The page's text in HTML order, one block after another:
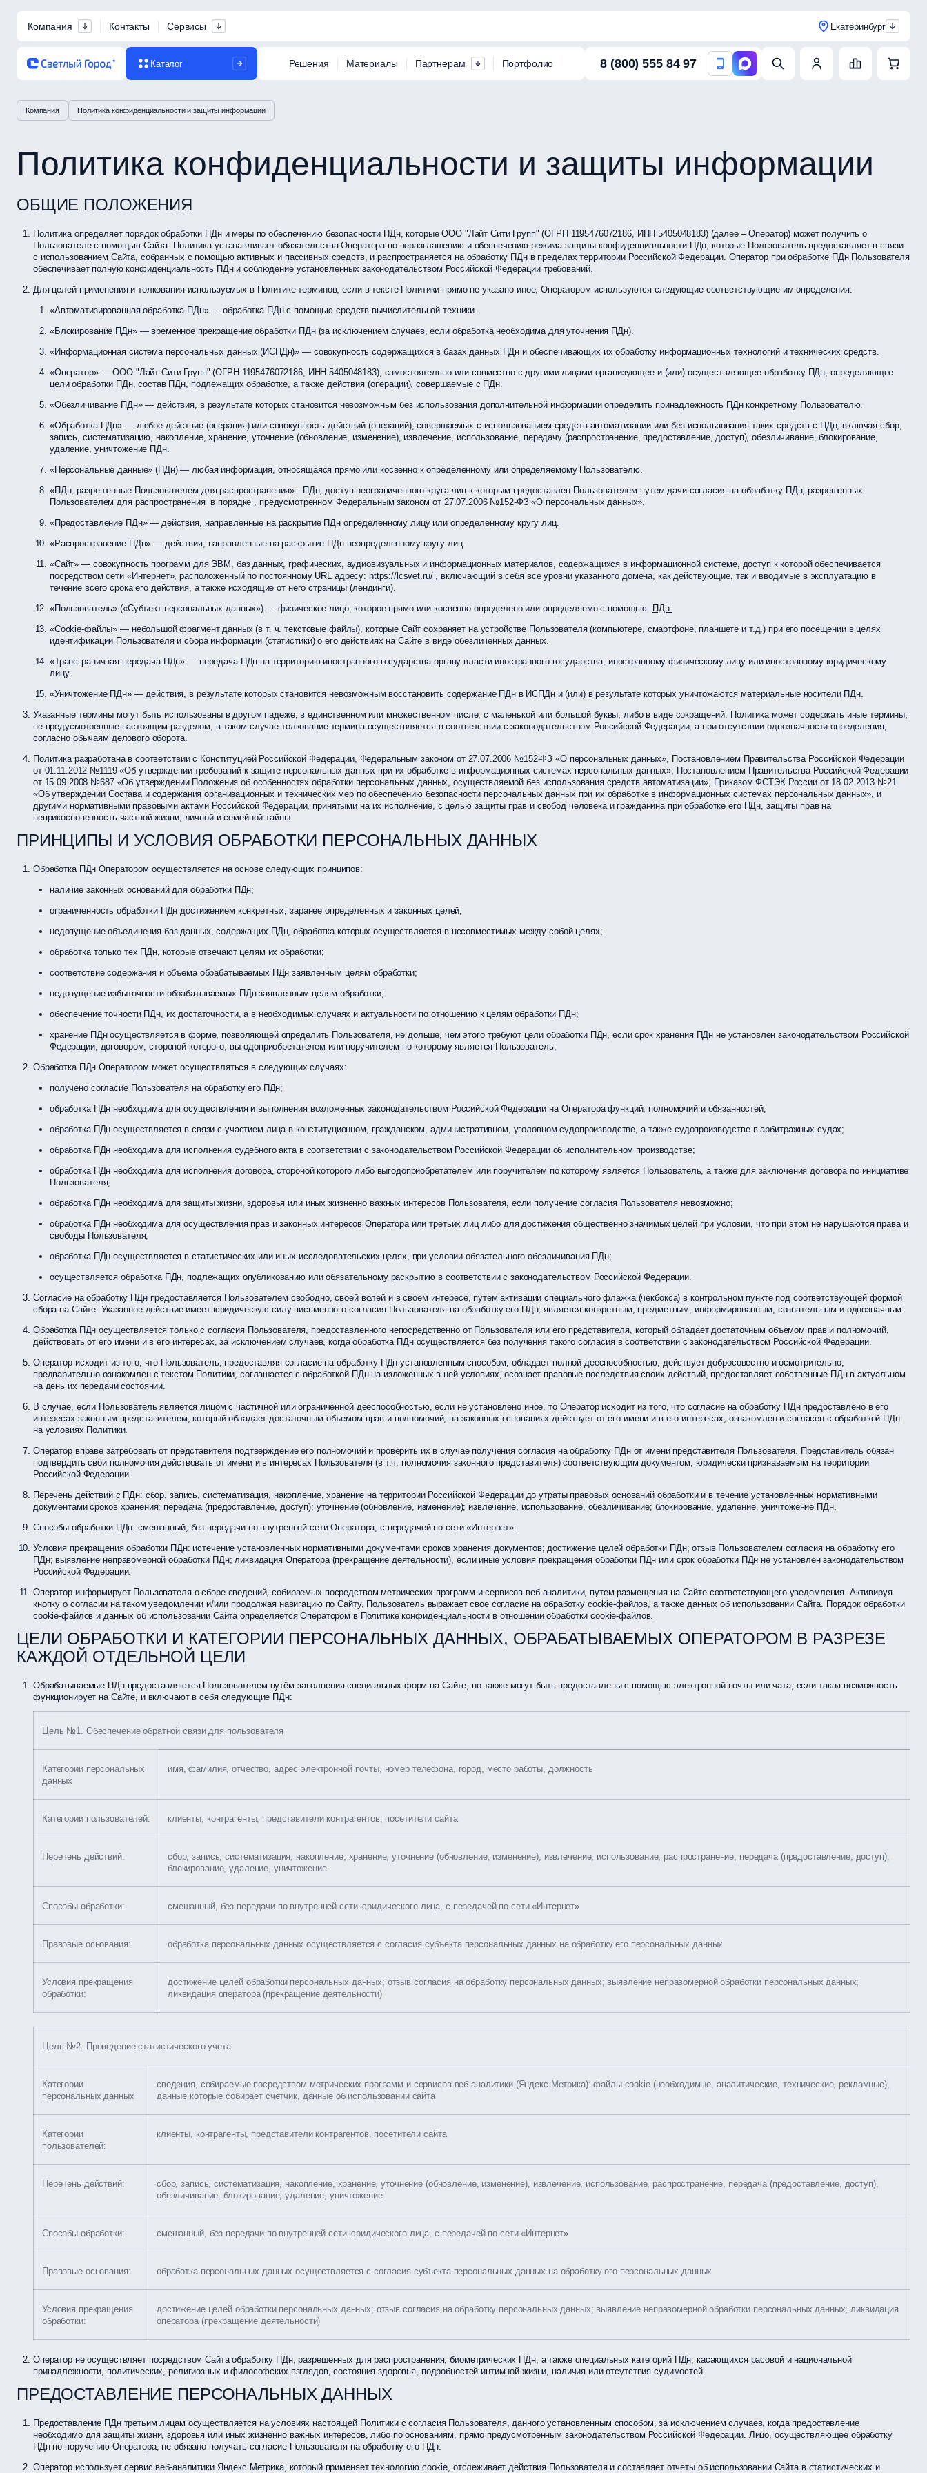
Компания Контакты Сервисы Екатеринбург
Каталог Решения Материалы Партнерам Портфолио 8 (800) 555 84 97
Компания Политика конфиденциальности и защиты информации
Политика конфиденциальности и защиты информации
ОБЩИЕ ПОЛОЖЕНИЯ
Политика определяет порядок обработки ПДн и меры по обеспечению безопасности ПДн, которые ООО "Лайт Сити Групп" (ОГРН 1195476072186, ИНН 5405048183) (далее – Оператор) может получить о
Пользователе с помощью Сайта. Политика устанавливает обязательства Оператора по неразглашению и обеспечению режима защиты конфиденциальности ПДн, которые Пользователь предоставляет в связи
с использованием Сайта, собранных с помощью активных и пассивных средств, и распространяется на обработку ПДн в пределах территории Российской Федерации. Оператор при обработке ПДн Пользователя
обеспечивает полную конфиденциальность ПДн и соблюдение установленных законодательством Российской Федерации требований.
Для целей применения и толкования используемых в Политике терминов, если в тексте Политики прямо не указано иное, Оператором используются следующие соответствующие им определения:
«Автоматизированная обработка ПДн» — обработка ПДн с помощью средств вычислительной техники.
«Блокирование ПДн» — временное прекращение обработки ПДн (за исключением случаев, если обработка необходима для уточнения ПДн).
«Информационная система персональных данных (ИСПДн)» — совокупность содержащихся в базах данных ПДн и обеспечивающих их обработку информационных технологий и технических средств.
«Оператор» — ООО "Лайт Сити Групп" (ОГРН 1195476072186, ИНН 5405048183), самостоятельно или совместно с другими лицами организующее и (или) осуществляющее обработку ПДн, определяющее
цели обработки ПДн, состав ПДн, подлежащих обработке, а также действия (операции), совершаемые с ПДн.
«Обезличивание ПДн» — действия, в результате которых становится невозможным без использования дополнительной информации определить принадлежность ПДн конкретному Пользователю.
«Обработка ПДн» — любое действие (операция) или совокупность действий (операций), совершаемых с использованием средств автоматизации или без использования таких средств с ПДн, включая сбор,
запись, систематизацию, накопление, хранение, уточнение (обновление, изменение), извлечение, использование, передачу (распространение, предоставление, доступ), обезличивание, блокирование,
удаление, уничтожение ПДн.
«Персональные данные» (ПДн) — любая информация, относящаяся прямо или косвенно к определенному или определяемому Пользователю.
«ПДн, разрешенные Пользователем для распространения» - ПДн, доступ неограниченного круга лиц к которым предоставлен Пользователем путем дачи согласия на обработку ПДн, разрешенных
Пользователем для распространения в порядке , предусмотренном Федеральным законом от 27.07.2006 №152-ФЗ «О персональных данных».
«Предоставление ПДн» — действия, направленные на раскрытие ПДн определенному лицу или определенному кругу лиц.
«Распространение ПДн» — действия, направленные на раскрытие ПДн неопределенному кругу лиц.
«Сайт» — совокупность программ для ЭВМ, баз данных, графических, аудиовизуальных и информационных материалов, содержащихся в информационной системе, доступ к которой обеспечивается
посредством сети «Интернет», расположенный по постоянному URL адресу: https://lcsvet.ru/ , включающий в себя все уровни указанного домена, как действующие, так и вводимые в эксплуатацию в
течение всего срока его действия, а также исходящие от него страницы (лендинги).
«Пользователь» («Субъект персональных данных») — физическое лицо, которое прямо или косвенно определено или определяемо с помощью
ПДн.
«Cookie-файлы» — небольшой фрагмент данных (в т. ч. текстовые файлы), которые Сайт сохраняет на устройстве Пользователя (компьютере, смартфоне, планшете и т.д.) при его посещении в целях
идентификации Пользователя и сбора информации (статистики) о его действиях на Сайте в виде обезличенных данных.
«Трансграничная передача ПДн» — передача ПДн на территорию иностранного государства органу власти иностранного государства, иностранному физическому лицу или иностранному юридическому
лицу.
«Уничтожение ПДн» — действия, в результате которых становится невозможным восстановить содержание ПДн в ИСПДн и (или) в результате которых уничтожаются материальные носители ПДн.
Указанные термины могут быть использованы в другом падеже, в единственном или множественном числе, с маленькой или большой буквы, либо в виде сокращений. Политика может содержать иные термины,
не предусмотренные настоящим разделом, в таком случае толкование термина осуществляется в соответствии с законодательством Российской Федерации, а при отсутствии однозначности определения,
согласно обычаям делового оборота.
Политика разработана в соответствии с Конституцией Российской Федерации, Федеральным законом от 27.07.2006 №152-ФЗ «О персональных данных», Постановлением Правительства Российской Федерации
от 01.11.2012 №1119 «Об утверждении требований к защите персональных данных при их обработке в информационных системах персональных данных», Постановлением Правительства Российской Федерации
от 15.09.2008 №687 «Об утверждении Положения об особенностях обработки персональных данных, осуществляемой без использования средств автоматизации», Приказом ФСТЭК России от 18.02.2013 №21
«Об утверждении Состава и содержания организационных и технических мер по обеспечению безопасности персональных данных при их обработке в информационных системах персональных данных», и
другими нормативными правовыми актами Российской Федерации, принятыми на их исполнение, с целью защиты прав и свобод человека и гражданина при обработке его ПДн, защиты прав на
неприкосновенность частной жизни, личной и семейной тайны.
ПРИНЦИПЫ И УСЛОВИЯ ОБРАБОТКИ ПЕРСОНАЛЬНЫХ ДАННЫХ
Обработка ПДн Оператором осуществляется на основе следующих принципов:
наличие законных оснований для обработки ПДн;
ограниченность обработки ПДн достижением конкретных, заранее определенных и законных целей;
недопущение объединения баз данных, содержащих ПДн, обработка которых осуществляется в несовместимых между собой целях;
обработка только тех ПДн, которые отвечают целям их обработки;
соответствие содержания и объема обрабатываемых ПДн заявленным целям обработки;
недопущение избыточности обрабатываемых ПДн заявленным целям обработки;
обеспечение точности ПДн, их достаточности, а в необходимых случаях и актуальности по отношению к целям обработки ПДн;
хранение ПДн осуществляется в форме, позволяющей определить Пользователя, не дольше, чем этого требуют цели обработки ПДн, если срок хранения ПДн не установлен законодательством Российской
Федерации, договором, стороной которого, выгодоприобретателем или поручителем по которому является Пользователь;
Обработка ПДн Оператором может осуществляться в следующих случаях:
получено согласие Пользователя на обработку его ПДн;
обработка ПДн необходима для осуществления и выполнения возложенных законодательством Российской Федерации на Оператора функций, полномочий и обязанностей;
обработка ПДн осуществляется в связи с участием лица в конституционном, гражданском, административном, уголовном судопроизводстве, а также судопроизводстве в арбитражных судах;
обработка ПДн необходима для исполнения судебного акта в соответствии с законодательством Российской Федерации об исполнительном производстве;
обработка ПДн необходима для исполнения договора, стороной которого либо выгодоприобретателем или поручителем по которому является Пользователь, а также для заключения договора по инициативе
Пользователя;
обработка ПДн необходима для защиты жизни, здоровья или иных жизненно важных интересов Пользователя, если получение согласия Пользователя невозможно;
обработка ПДн необходима для осуществления прав и законных интересов Оператора или третьих лиц либо для достижения общественно значимых целей при условии, что при этом не нарушаются права и
свободы Пользователя;
обработка ПДн осуществляется в статистических или иных исследовательских целях, при условии обязательного обезличивания ПДн;
осуществляется обработка ПДн, подлежащих опубликованию или обязательному раскрытию в соответствии с законодательством Российской Федерации.
Согласие на обработку ПДн предоставляется Пользователем свободно, своей волей и в своем интересе, путем активации специального флажка (чекбокса) в контрольном пункте под соответствующей формой
сбора на Сайте. Указанное действие имеет юридическую силу письменного согласия Пользователя на обработку его ПДн, является конкретным, предметным, информированным, сознательным и однозначным.
Обработка ПДн осуществляется только с согласия Пользователя, предоставленного непосредственно от Пользователя или его представителя, который обладает достаточным объемом прав и полномочий,
действовать от его имени и в его интересах, за исключением случаев, когда обработка ПДн осуществляется без получения такого согласия в соответствии с законодательством Российской Федерации.
Оператор исходит из того, что Пользователь, предоставляя согласие на обработку ПДн установленным способом, обладает полной дееспособностью, действует добросовестно и осмотрительно,
предварительно ознакомлен с текстом Политики, соглашается с обработкой ПДн на изложенных в ней условиях, осознает правовые последствия своих действий, предоставляет собственные ПДн в актуальном
на день их передачи состоянии.
В случае, если Пользователь является лицом с частичной или ограниченной дееспособностью, если не установлено иное, то Оператор исходит из того, что согласие на обработку ПДн предоставлено в его
интересах законным представителем, который обладает достаточным объемом прав и полномочий, на законных основаниях действует от его имени и в его интересах, ознакомлен и согласен с обработкой ПДн
на условиях Политики.
Оператор вправе затребовать от представителя подтверждение его полномочий и проверить их в случае получения согласия на обработку ПДн от имени представителя Пользователя. Представитель обязан
подтвердить свои полномочия действовать от имени и в интересах Пользователя (в т.ч. полномочия законного представителя) соответствующим документом, юридически признаваемым на территории
Российской Федерации.
Перечень действий с ПДн: сбор, запись, систематизация, накопление, хранение на территории Российской Федерации до утраты правовых оснований обработки и в течение установленных нормативными
документами сроков хранения; передача (предоставление, доступ); уточнение (обновление, изменение); извлечение, использование, обезличивание; блокирование, удаление, уничтожение ПДн.
Способы обработки ПДн: смешанный, без передачи по внутренней сети Оператора, с передачей по сети «Интернет».
Условия прекращения обработки ПДн: истечение установленных нормативными документами сроков хранения документов; достижение целей обработки ПДн; отзыв Пользователем согласия на обработку его
ПДн; выявление неправомерной обработки ПДн; ликвидация Оператора (прекращение деятельности), если иные условия прекращения обработки ПДн или срок обработки ПДн не установлен законодательством
Российской Федерации.
Оператор информирует Пользователя о сборе сведений, собираемых посредством метрических программ и сервисов веб-аналитики, путем размещения на Сайте соответствующего уведомления. Активируя
кнопку о согласии на таком уведомлении и/или продолжая навигацию по Сайту, Пользователь выражает свое согласие на обработку cookie-файлов, а также данных об использовании Сайта. Порядок обработки
cookie-файлов и данных об использовании Сайта определяется Оператором в Политике конфиденциальности в отношении обработки cookie-файлов.
ЦЕЛИ ОБРАБОТКИ И КАТЕГОРИИ ПЕРСОНАЛЬНЫХ ДАННЫХ, ОБРАБАТЫВАЕМЫХ ОПЕРАТОРОМ В РАЗРЕЗЕ
КАЖДОЙ ОТДЕЛЬНОЙ ЦЕЛИ
Обрабатываемые ПДн предоставляются Пользователем путём заполнения специальных форм на Сайте, но также могут быть предоставлены с помощью электронной почты или чата, если такая возможность
функционирует на Сайте, и включают в себя следующие ПДн:
Цель №1. Обеспечение обратной связи для пользователя
Категории персональных
данных
имя, фамилия, отчество, адрес электронной почты, номер телефона, город, место работы, должность
Категории пользователей: клиенты, контрагенты, представители контрагентов, посетители сайта
Перечень действий:
сбор, запись, систематизация, накопление, хранение, уточнение (обновление, изменение), извлечение, использование, распространение, передача (предоставление, доступ),
блокирование, удаление, уничтожение
Способы обработки: смешанный, без передачи по внутренней сети юридического лица, с передачей по сети «Интернет»
Правовые основания: обработка персональных данных осуществляется с согласия субъекта персональных данных на обработку его персональных данных
Условия прекращения
обработки:
достижение целей обработки персональных данных; отзыв согласия на обработку персональных данных; выявление неправомерной обработки персональных данных;
ликвидация оператора (прекращение деятельности)
Цель №2. Проведение статистического учета
Категории
персональных данных
сведения, собираемые посредством метрических программ и сервисов веб-аналитики (Яндекс Метрика): файлы-cookie (необходимые, аналитические, технические, рекламные),
данные которые собирает счетчик, данные об использовании сайта
Категории
пользователей:
клиенты, контрагенты, представители контрагентов, посетители сайта
Перечень действий:
сбор, запись, систематизация, накопление, хранение, уточнение (обновление, изменение), извлечение, использование, распространение, передача (предоставление, доступ),
обезличивание, блокирование, удаление, уничтожение
Способы обработки: смешанный, без передачи по внутренней сети юридического лица, с передачей по сети «Интернет»
Правовые основания: обработка персональных данных осуществляется с согласия субъекта персональных данных на обработку его персональных данных
Условия прекращения
обработки:
достижение целей обработки персональных данных; отзыв согласия на обработку персональных данных; выявление неправомерной обработки персональных данных; ликвидация
оператора (прекращение деятельности)
Оператор не осуществляет посредством Сайта обработку ПДн, разрешенных для распространения, биометрических ПДн, а также специальных категорий ПДн, касающихся расовой и национальной
принадлежности, политических, религиозных и философских взглядов, состояния здоровья, подробностей интимной жизни, наличия или отсутствия судимостей.
ПРЕДОСТАВЛЕНИЕ ПЕРСОНАЛЬНЫХ ДАННЫХ
Предоставление ПДн третьим лицам осуществляется на условиях настоящей Политики с согласия Пользователя, данного установленным способом, за исключением случаев, когда предоставление
необходимо для защиты жизни, здоровья или иных жизненно важных интересов, либо по основаниям, прямо предусмотренным законодательством Российской Федерации. Лицо, осуществляющее обработку
ПДн по поручению Оператора, не обязано получать согласие Пользователя на обработку его ПДн.
Оператор использует сервис веб-аналитики Яндекс Метрика, который применяет технологию cookie, отслеживает действия Пользователя и составляет отчеты об использовании Сайта в статистических и